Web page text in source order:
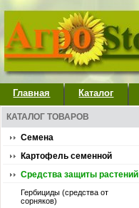
Главная Каталог
КАТАЛОГ ТОВАРОВ
Семена
Картофель семенной
Средства защиты растений
Гербициды (средства от
сорняков)